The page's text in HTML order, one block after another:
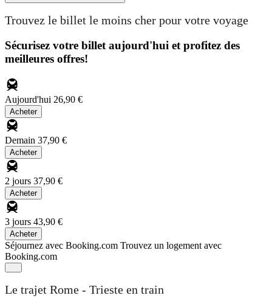
Trouvez le billet le moins cher pour votre voyage
Sécurisez votre billet aujourd'hui et profitez des
meilleures offres!
Aujourd'hui 26,90 €
Acheter
Demain 37,90 €
Acheter
2 jours 37,90 €
Acheter
3 jours 43,90 €
Acheter
Séjournez avec Booking.com Trouvez un logement avec
Booking.com
Le trajet Rome - Trieste en train